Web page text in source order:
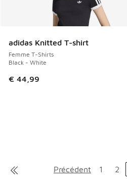
adidas Knitted T-shirt
Femme T-Shirts
Black - White
€ 44,99
Précédent 1 2